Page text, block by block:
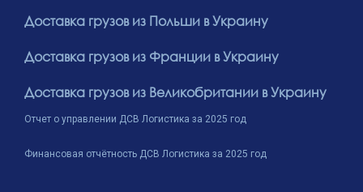
Доставка грузов из Польши в Украину
Доставка грузов из Франции в Украину
Доставка грузов из Великобритании в Украину
Отчет о управлении ДСВ Логистика за 2025 год
Финансовая отчётность ДСВ Логистика за 2025 год